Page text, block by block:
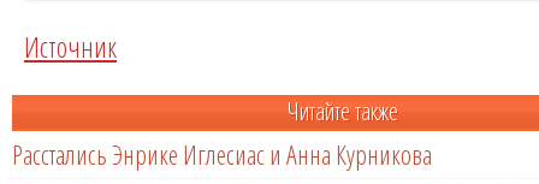
Источник
Читайте также
Расстались Энрике Иглесиас и Анна Курникова